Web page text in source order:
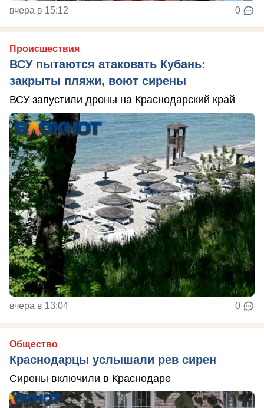
вчера в 15:12 0
Происшествия
ВСУ пытаются атаковать Кубань:
закрыты пляжи, воют сирены
ВСУ запустили дроны на Краснодарский край
вчера в 13:04 0
Общество
Краснодарцы услышали рев сирен
Сирены включили в Краснодаре